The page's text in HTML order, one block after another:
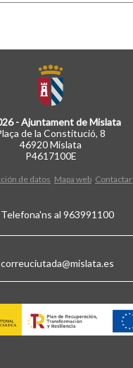
- Ajuntament de Mislata
de la Constitució, 8
46920 Mislata
P4617100E
de datos Mapa web Contactar
Telefona'ns al 963991100
correuciutada@mislata.es